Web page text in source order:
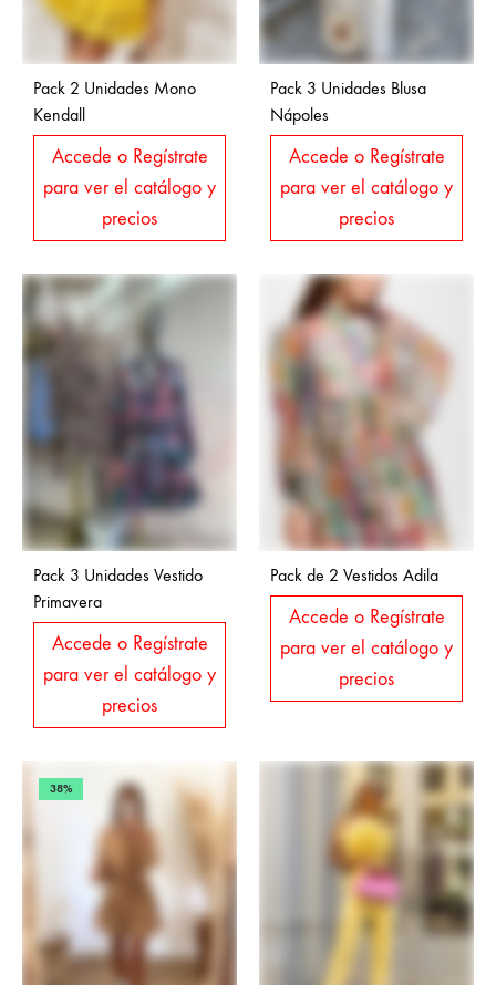
Pack 2 Unidades Mono
Kendall
Accede o Regístrate
para ver el catálogo y
precios
Pack 3 Unidades Blusa
Nápoles
Accede o Regístrate
para ver el catálogo y
precios
Pack 3 Unidades Vestido
Primavera
Accede o Regístrate
para ver el catálogo y
precios
Pack de 2 Vestidos Adila
Accede o Regístrate
para ver el catálogo y
precios
38%